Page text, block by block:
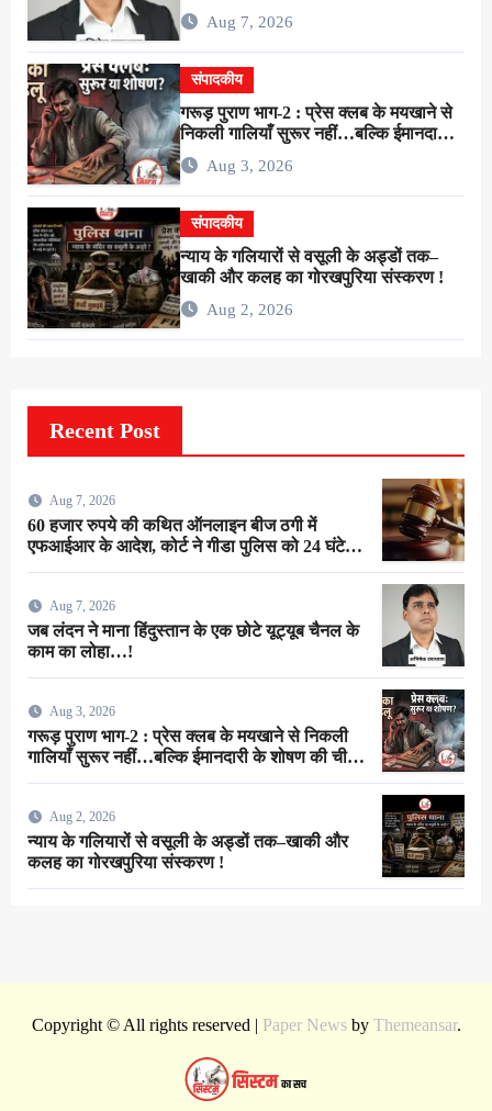
Aug 7, 2026
संपादकीय
गरूड़ पुराण भाग-2 : प्रेस क्लब के मयखाने से
निकली गालियाँ सुरूर नहीं…बल्कि ईमानदारी
के शोषण की चीख थी !
Aug 3, 2026
संपादकीय
न्याय के गलियारों से वसूली के अड्डों तक–
खाकी और कलह का गोरखपुरिया संस्करण !
Aug 2, 2026
Recent Post
Aug 7, 2026
60 हजार रुपये की कथित ऑनलाइन बीज ठगी में
एफआईआर के आदेश, कोर्ट ने गीडा पुलिस को 24 घंटे में
Aug 7, 2026
जब लंदन ने माना हिंदुस्तान के एक छोटे यूट्यूब चैनल के
काम का लोहा…!
Aug 3, 2026
गरूड़ पुराण भाग-2 : प्रेस क्लब के मयखाने से निकली
गालियाँ सुरूर नहीं…बल्कि ईमानदारी के शोषण की चीख
Aug 2, 2026
न्याय के गलियारों से वसूली के अड्डों तक–खाकी और
कलह का गोरखपुरिया संस्करण !
Copyright © All rights reserved | Paper Newsby Themeansar.